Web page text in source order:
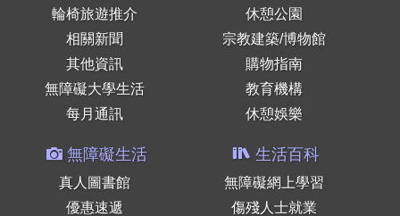
輪椅旅遊推介
相關新聞
其他資訊
無障礙大學生活
每月通訊
休憩公園
宗教建築/博物館
購物指南
教育機構
休憩娛樂
無障礙生活
真人圖書館
優惠速遞
生活百科
無障礙網上學習
傷殘人士就業